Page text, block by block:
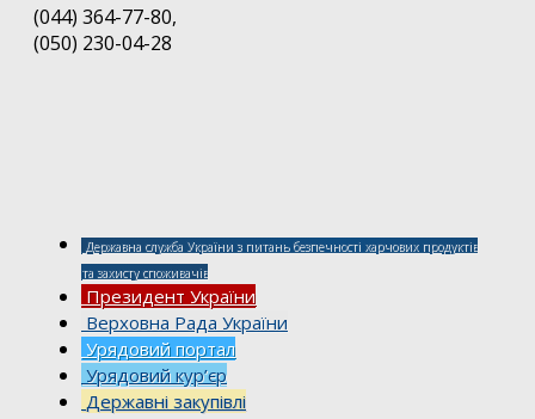
(044) 364-77-80,
(050) 230-04-28
Державна служба України з питань безпечності харчових продуктів
та захисту споживачів
Президент України
Верховна Рада України
Урядовий портал
Урядовий кур’єр
Державні закупівлі